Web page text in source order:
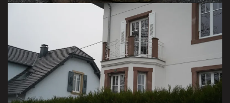
VISITER LA GALERIE